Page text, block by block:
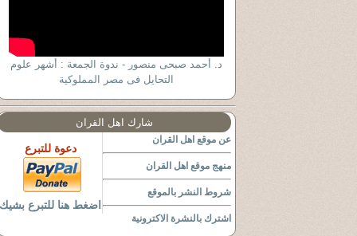
د. أحمد صبحى منصور - ندوة الجمعة : أشهر علوم
التحايل فى مصر المملوكية
شارك اهل القران
عن موقع اهل القران
منهج موقع اهل القران
شروط النشر بالموقع
اشترك بالنشرة الاكترونية
دعوة للتبرع
اضغط هنا للتبرع بشيك